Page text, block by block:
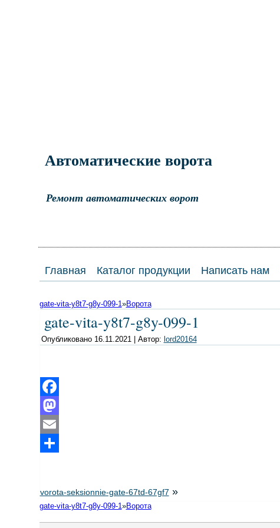
Автоматические ворота
Ремонт автоматических ворот
Главная Каталог продукции Написать нам
gate-vita-y8t7-g8y-099-1»Ворота
gate-vita-y8t7-g8y-099-1
Опубликовано 16.11.2021| Автор: lord20164
Facebook
Mastodon
Email
vorota-seksionnie-gate-67td-67gf7 »
gate-vita-y8t7-g8y-099-1»Ворота